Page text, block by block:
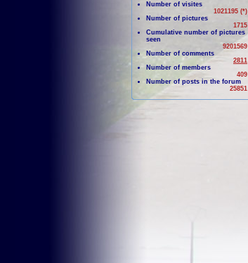
Number of visites
1021195 (*)
Number of pictures
1715
Cumulative number of pictures
seen
9201569
Number of comments
2811
Number of members
409
Number of posts in the forum
25851